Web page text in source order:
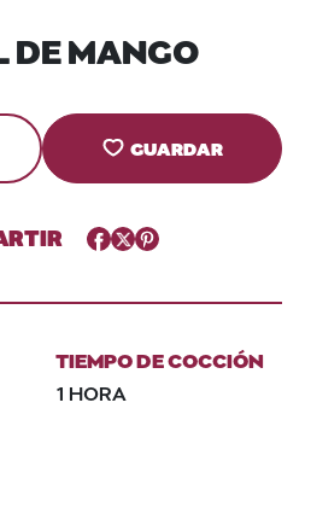
DE MANGO
GUARDAR
Facebook
TwitterPinterest
TIEMPO DE COCCIÓN
1 HORA